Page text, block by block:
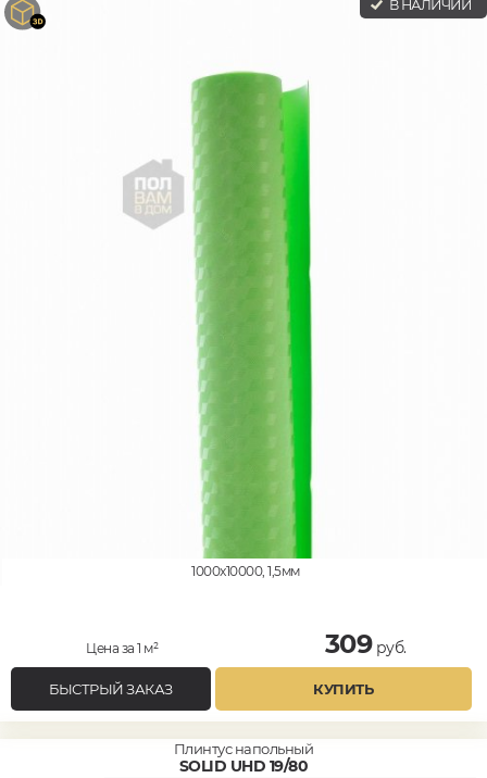
В НАЛИЧИИ
1000x10000, 1,5мм
Цена за 1 м² 309руб.
БЫСТРЫЙ ЗАКАЗ КУПИТЬ
Плинтус напольный
SOLID UHD 19/80